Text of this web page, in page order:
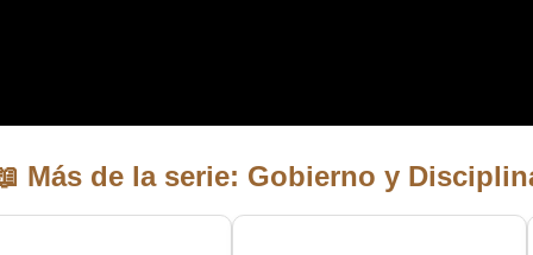
Más de la serie: Gobierno y